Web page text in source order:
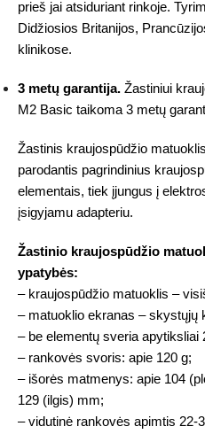
prieš jai atsiduriant rinkoje.
Didžiosios Britanijos,
klinikose.
3 metų garantija. Žastiniui
M2 Basic taikoma 3 metų
Žastinis kraujospūdžio
parodantis pagrindinius
elementais, tiek įjungus į
įsigyjamu adapteriu.
Žastinio kraujospūdžio
ypatybės:
– kraujospūdžio matuoklis –
– matuoklio ekranas – skystųjų
– be elementų sveria apytiksliai
– rankovės svoris: apie 120 g;
– išorės matmenys: apie 104
129 (ilgis) mm;
– vidutinė rankovės apimtis 22-